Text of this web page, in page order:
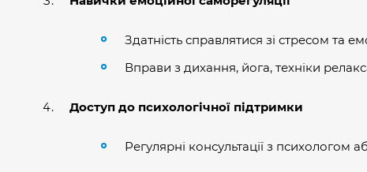
Здатність справлятися зі стресом та
Вправи з дихання, йога, техніки
Доступ до психологічної підтримки
Регулярні консультації з психологом